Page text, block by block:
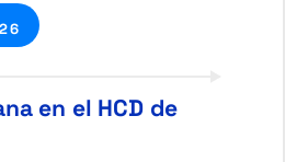
en el HCD de